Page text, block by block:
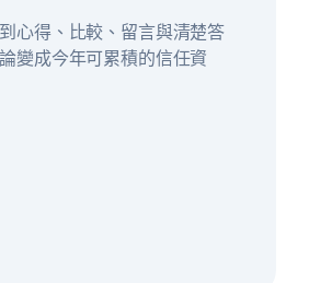
心得、比較、留言與清楚答
變成今年可累積的信任資